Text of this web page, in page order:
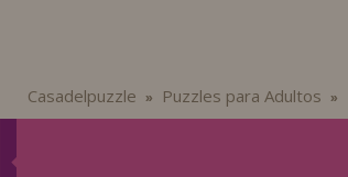
Casadelpuzzle » Puzzles para Adultos »